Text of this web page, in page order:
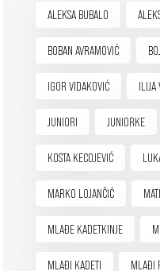
ALEKSA BUBALO
BOBAN AVRAMOVIĆ
IGOR VIDAKOVIĆ
JUNIORI JUNIORKE
KOSTA KECOJEVIĆ
MARKO LOJANČIĆ
MLAĐE KADETKINJE
MLAĐI KADETI MLAĐI